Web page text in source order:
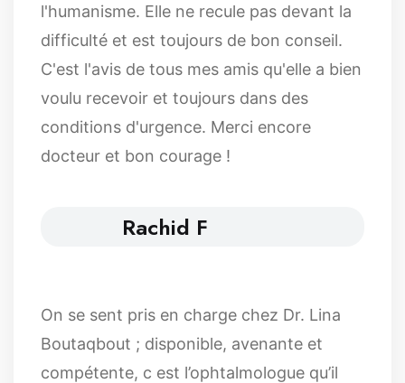
l'humanisme. Elle ne recule pas devant la
difficulté et est toujours de bon conseil.
C'est l'avis de tous mes amis qu'elle a bien
voulu recevoir et toujours dans des
conditions d'urgence. Merci encore
docteur et bon courage !
Rachid F
On se sent pris en charge chez Dr. Lina
Boutaqbout ; disponible, avenante et
compétente, c est l’ophtalmologue qu’il